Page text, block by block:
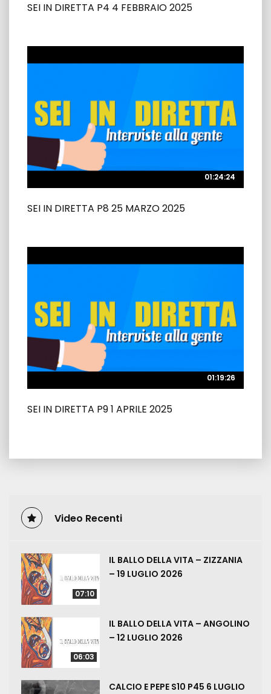
SEI IN DIRETTA P4 4 FEBBRAIO 2025
01:24:24
01:24:24
SEI IN DIRETTA P8 25 MARZO 2025
01:19:26
01:19:26
SEI IN DIRETTA P9 1 APRILE 2025
Video Recenti
07:10
IL BALLO DELLA VITA – ZIZZANIA
– 19 LUGLIO 2026
06:03
IL BALLO DELLA VITA – ANGOLINO
– 12 LUGLIO 2026
CALCIO E PEPE S10 P45 6 LUGLIO